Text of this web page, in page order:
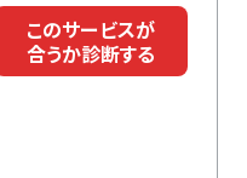
このサービスが
合うか診断する